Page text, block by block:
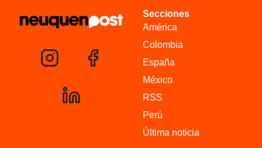
Secciones
América
Colombia
España
México
RSS
Perú
Última noticia